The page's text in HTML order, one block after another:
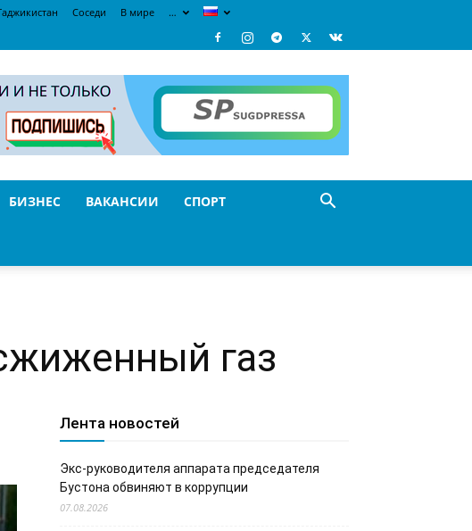
Соседи В мире …
БИЗНЕС ВАКАНСИИ СПОРТ
газ
Лента новостей
Экс-руководителя аппарата председателя
Бустона обвиняют в коррупции
07.08.2026